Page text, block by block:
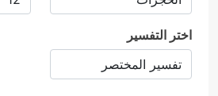
اختر التفسير